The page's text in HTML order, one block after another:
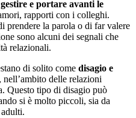
e portare avanti le
rapporti con i colleghi.
prendere la parola o di far valere
sono alcuni dei segnali che
relazionali.
di solito come disagio e
delle relazioni
Questo tipo di disagio può
si è molto piccoli, sia da